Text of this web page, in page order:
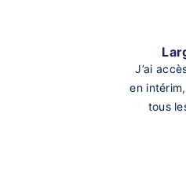
J’ai
en
tous